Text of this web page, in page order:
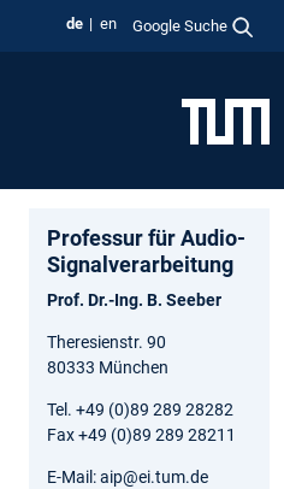
de en Google Suche
Professur für Audio-
Signalverarbeitung
Prof. Dr.-Ing. B. Seeber
Theresienstr. 90
80333 München
Tel. +49 (0)89 289 28282
Fax +49 (0)89 289 28211
E-Mail: aip@ei.tum.de